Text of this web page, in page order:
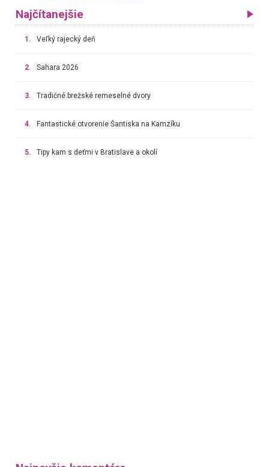
Najčítanejšie
1. Veľký rajecký deň
2. Sahara 2026
3. Tradičné brežské remeselné dvory
4. Fantastické otvorenie Šantiska na Kamzíku
5. Tipy kam s deťmi v Bratislave a okolí